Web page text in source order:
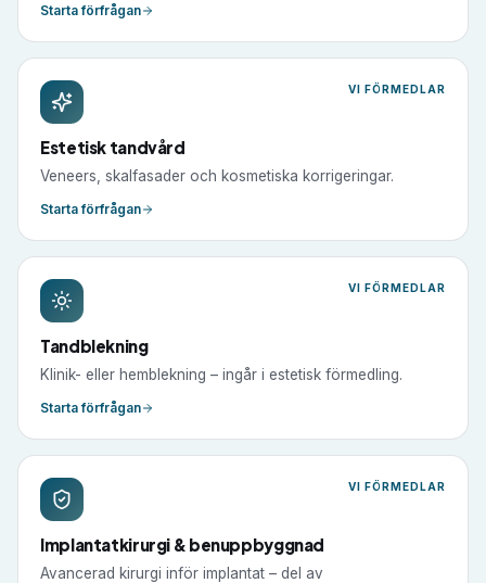
Starta förfrågan
VI FÖRMEDLAR
Estetisk tandvård
Veneers, skalfasader och kosmetiska korrigeringar.
Starta förfrågan
VI FÖRMEDLAR
Tandblekning
Klinik- eller hemblekning – ingår i estetisk förmedling.
Starta förfrågan
VI FÖRMEDLAR
Implantatkirurgi & benuppbyggnad
Avancerad kirurgi inför implantat – del av